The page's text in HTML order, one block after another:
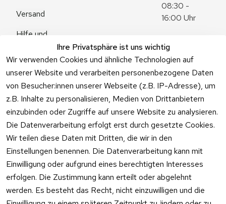
Ihre Privatsphäre ist uns wichtig
Wir verwenden Cookies und ähnliche Technologien auf
unserer Website und verarbeiten personenbezogene Daten
von Besucher:innen unserer Webseite (z.B. IP-Adresse), um
z.B. Inhalte zu personalisieren, Medien von Drittanbietern
einzubinden oder Zugriffe auf unsere Website zu analysieren.
Die Datenverarbeitung erfolgt erst durch gesetzte Cookies.
Wir teilen diese Daten mit Dritten, die wir in den
Einstellungen benennen. Die Datenverarbeitung kann mit
Einwilligung oder aufgrund eines berechtigten Interesses
erfolgen. Die Zustimmung kann erteilt oder abgelehnt
werden. Es besteht das Recht, nicht einzuwilligen und die
Versand
Hilfe und
Fragen
08:30 -
16:00 Uhr
Zum
Kontaktformu
lar
Vertrag
widerrufen